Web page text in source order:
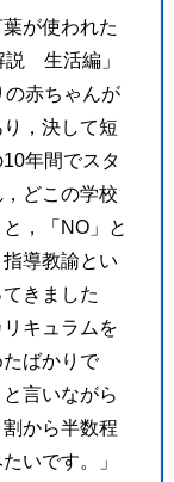
が使われた
説 生活編」
の赤ちゃんが
，決して短
年間でスタ
どこの学校
，「NO」と
導教諭とい
きました
キュラムを
ばかりで
言いながら
から半数程
いです。」